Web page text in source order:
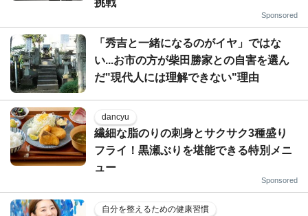
Sponsored
「秀吉と一緒になるのがイヤ」ではな
い...お市の方が柴田勝家との自害を選ん
だ"現代人には理解できない"理由
dancyu
繊細な脂のりの刺身とサクサク3種盛り
フライ！黒瀬ぶりを堪能できる特別メニ
ュー
Sponsored
自分を整えるための健康習慣